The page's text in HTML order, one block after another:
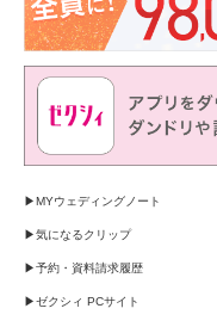
MYウェディングノート
気になるクリップ
予約・資料請求履歴
ゼクシィ PCサイト